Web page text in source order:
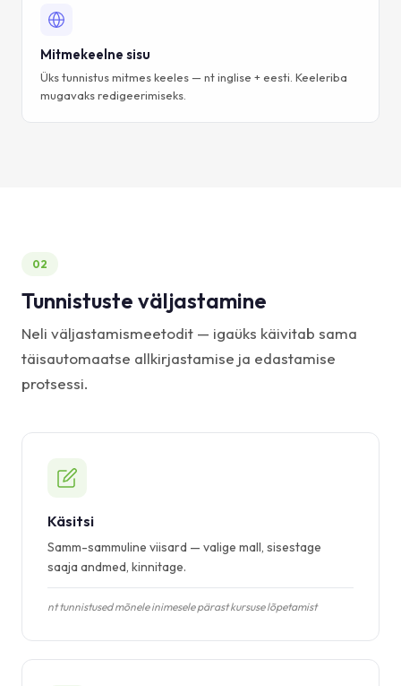
Mitmekeelne sisu
Üks tunnistus mitmes keeles — nt inglise + eesti. Keeleriba
mugavaks redigeerimiseks.
02
Tunnistuste väljastamine
Neli väljastamismeetodit — igaüks käivitab sama
täisautomaatse allkirjastamise ja edastamise
protsessi.
Käsitsi
Samm-sammuline viisard — valige mall, sisestage
saaja andmed, kinnitage.
nt tunnistused mõnele inimesele pärast kursuse lõpetamist